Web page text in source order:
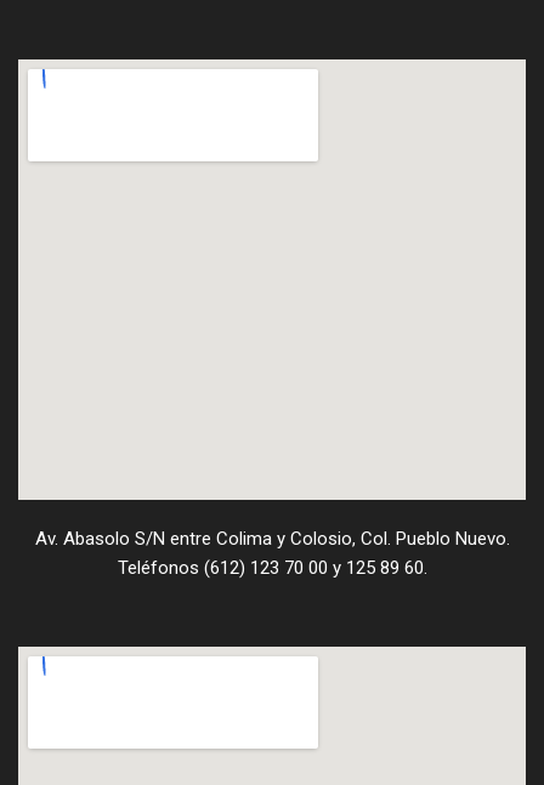
Av. Abasolo S/N entre Colima y Colosio, Col. Pueblo Nuevo.
Teléfonos (612) 123 70 00 y 125 89 60.